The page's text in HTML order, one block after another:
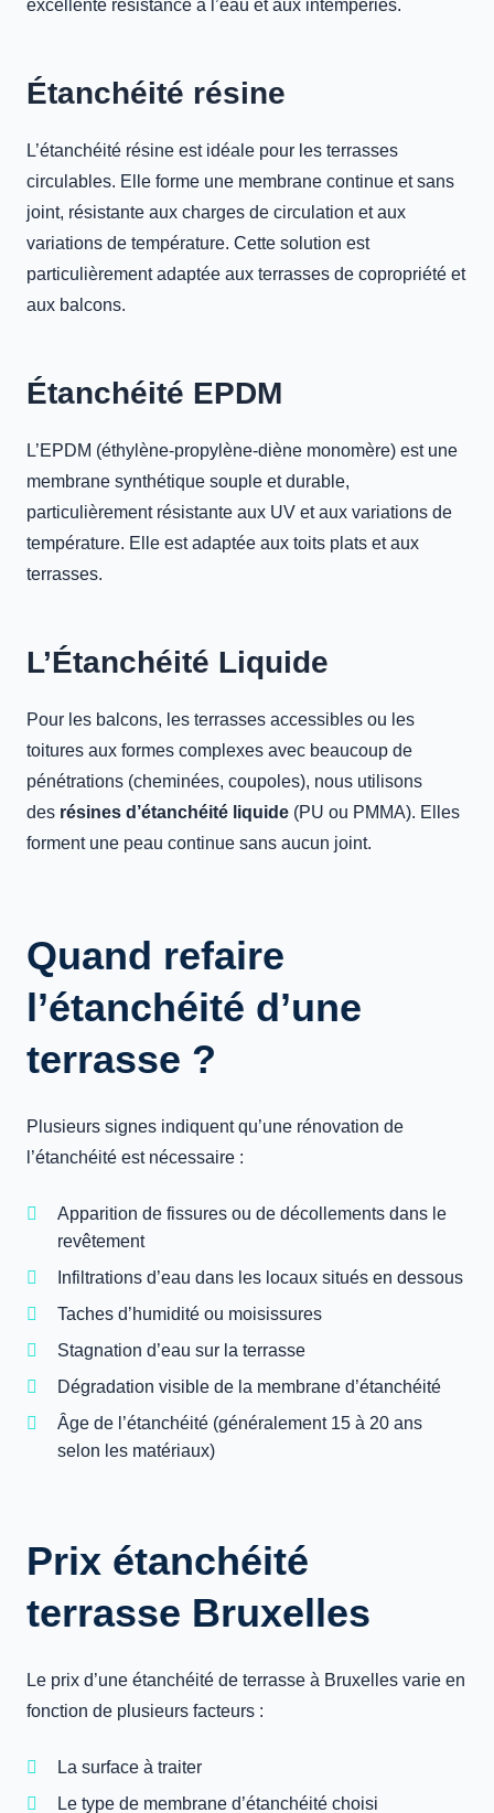
excellente résistance à l’eau et aux intempéries.
Étanchéité résine
L’étanchéité résine est idéale pour les terrasses
circulables. Elle forme une membrane continue et sans
joint, résistante aux charges de circulation et aux
variations de température. Cette solution est
particulièrement adaptée aux terrasses de copropriété et
aux balcons.
Étanchéité EPDM
L’EPDM (éthylène-propylène-diène monomère) est une
membrane synthétique souple et durable,
particulièrement résistante aux UV et aux variations de
température. Elle est adaptée aux toits plats et aux
terrasses.
L’Étanchéité Liquide
Pour les balcons, les terrasses accessibles ou les
toitures aux formes complexes avec beaucoup de
pénétrations (cheminées, coupoles), nous utilisons
des résines d’étanchéité liquide (PU ou PMMA). Elles
forment une peau continue sans aucun joint.
Quand refaire
l’étanchéité d’une
terrasse ?
Plusieurs signes indiquent qu’une rénovation de
l’étanchéité est nécessaire :
Apparition de fissures ou de décollements dans le
revêtement
Infiltrations d’eau dans les locaux situés en dessous
Taches d’humidité ou moisissures
Stagnation d’eau sur la terrasse
Dégradation visible de la membrane d’étanchéité
Âge de l’étanchéité (généralement 15 à 20 ans
selon les matériaux)
Prix étanchéité
terrasse Bruxelles
Le prix d’une étanchéité de terrasse à Bruxelles varie en
fonction de plusieurs facteurs :
La surface à traiter
Le type de membrane d’étanchéité choisi